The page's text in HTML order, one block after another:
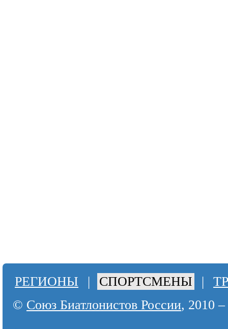
РЕГИОНЫ | СПОРТСМЕНЫ |
© Союз Биатлонистов России, 2010